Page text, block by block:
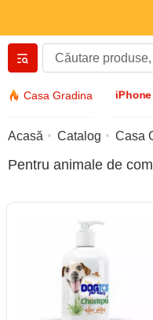
Casa Gradina
Вернуться назад
Accesorii
Ceas de mână
Acasă Catalog Casa
Pentru animale de